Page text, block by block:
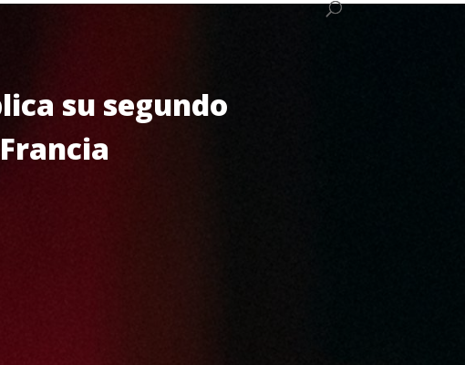
su segundo